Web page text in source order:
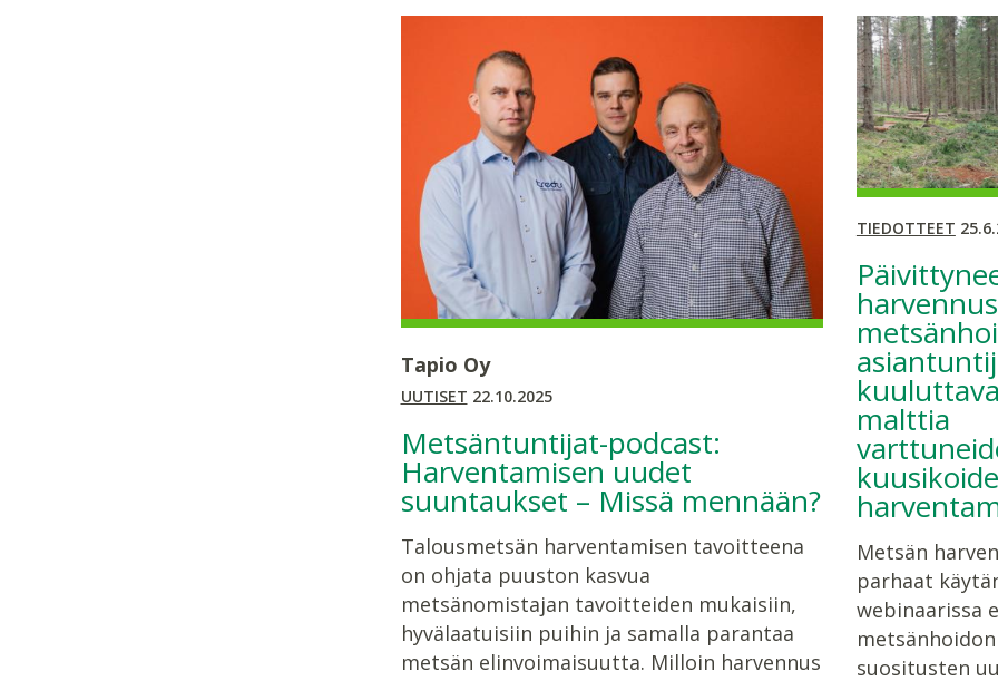
Tapio Oy
UUTISET 22.10.2025
Metsäntuntijat-podcast:
Harventamisen uudet
suuntaukset – Missä mennään?
Talousmetsän harventamisen tavoitteena
on ohjata puuston kasvua
metsänomistajan tavoitteiden mukaisiin,
hyvälaatuisiin puihin ja samalla parantaa
metsän elinvoimaisuutta. Milloin harvennus
TIEDOTTEET
malttia
Metsän
parhaat
webinaarissa
metsänhoidon
suositusten